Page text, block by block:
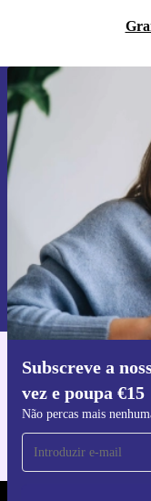
Subscreve a
vez e poupa €15
Não percas mais
Não
Informações sobre o
nossa
Política de